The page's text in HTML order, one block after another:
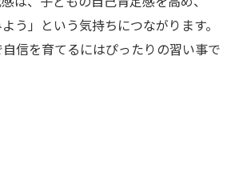
う」という気持ちにつながります。
信を育てるにはぴったりの習い事で